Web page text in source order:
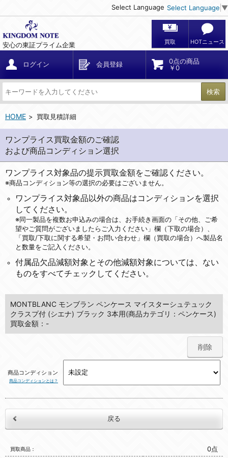
Select Language Select Language ▼
安心の東証プライム企業 買取 HOTニュース
ログイン 会員登録
0点の商品
￥0
検索
HOME 買取見積詳細
ワンプライス買取金額のご確認
および商品コンディション選択
ワンプライス対象品の提示買取金額をご確認ください。
※商品コンディション等の選択の必要はございません。
ワンプライス対象品以外の商品はコンディションを選択
してください。
※同一製品を複数お申込みの場合は、お手続き画面の「その他、ご希
望やご質問がございましたらご入力ください」欄（下取の場合）、
「買取/下取に関する希望・お問い合わせ」欄（買取の場合）へ製品名
と数量をご記入ください。
付属品欠品減額対象とその他減額対象については、ない
ものをすべてチェックしてください。
MONTBLANC モンブラン ペンケース マイスターシュテュック
クラスプ付 (シエナ) ブラック 3本用(商品カテゴリ：ペンケース)
買取金額：-
削除
商品コンディション
商品コンディションとは？
買取商品 0点